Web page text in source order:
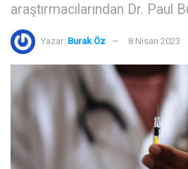
araştırmacılarından Dr. Paul
Yazar: Burak Öz 8 Nisan 2023